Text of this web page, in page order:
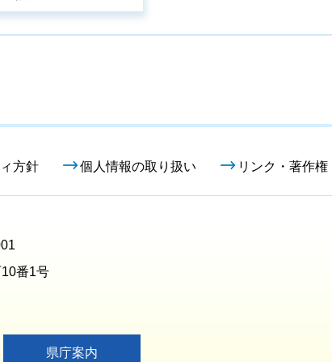
方針 個人情報の取り扱い リンク・著作権
番1号
県庁案内